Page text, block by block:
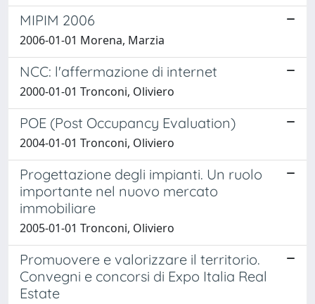
MIPIM 2006
2006-01-01 Morena, Marzia
NCC: l'affermazione di internet
2000-01-01 Tronconi, Oliviero
POE (Post Occupancy Evaluation)
2004-01-01 Tronconi, Oliviero
Progettazione degli impianti. Un ruolo
importante nel nuovo mercato
immobiliare
2005-01-01 Tronconi, Oliviero
Promuovere e valorizzare il territorio.
Convegni e concorsi di Expo Italia Real
Estate